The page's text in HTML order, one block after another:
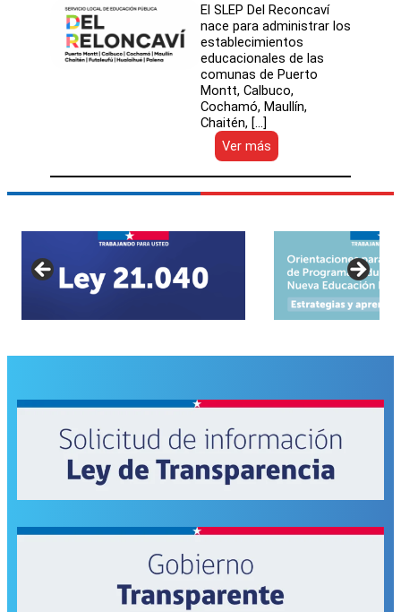
El SLEP Del Reconcaví
nace para administrar los
establecimientos
educacionales de las
comunas de Puerto
Montt, Calbuco,
Cochamó, Maullín,
Chaitén, […]
Ver más
SLEP
Del
Reloncaví